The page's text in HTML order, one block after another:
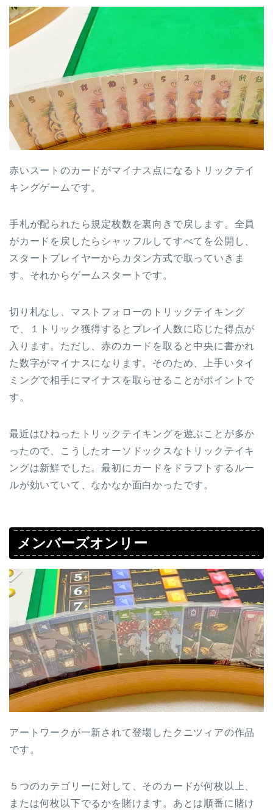
赤いスートのカードがマイナス点になるトリックテイ
キングゲームです。
手札が配られたら規定枚数を裏向きで戻します。全員
がカードを戻したらシャッフルしてすべてを公開し、
スタートプレイヤーからカタン方式で取っていきま
す。それからゲームスタートです。
切り札なし、マストフォローのトリックテイキング
で、１トリック獲得するとプレイ人数に応じた得点が
入ります。ただし、赤のカードを取ると中央に書かれ
た数字がマイナスになります。そのため、上手いタイ
ミングで相手にマイナスを取らせることがポイントで
す。
最近はひねったトリックテイキングを遊ぶことが多か
ったので、こうしたオーソドックスなトリックテイキ
ングは新鮮でした。最初にカードをドラフトするルー
ルが効いていて、なかなか面白かったです。
メンバーズオンリー
アートワークが一新されて登場したクニツィアの作品
です。
５つのカテゴリーに対して、そのカードが何枚以上、
または何枚以下でるかを賭けます。あとは順番に賭け